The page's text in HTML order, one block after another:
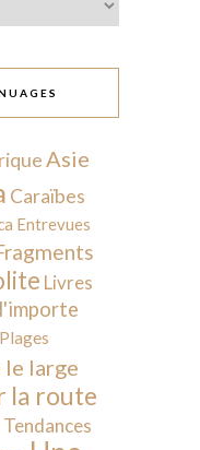
Asie
Caraïbes
Entrevues
Livres
Plages
le large
la route
Tendances